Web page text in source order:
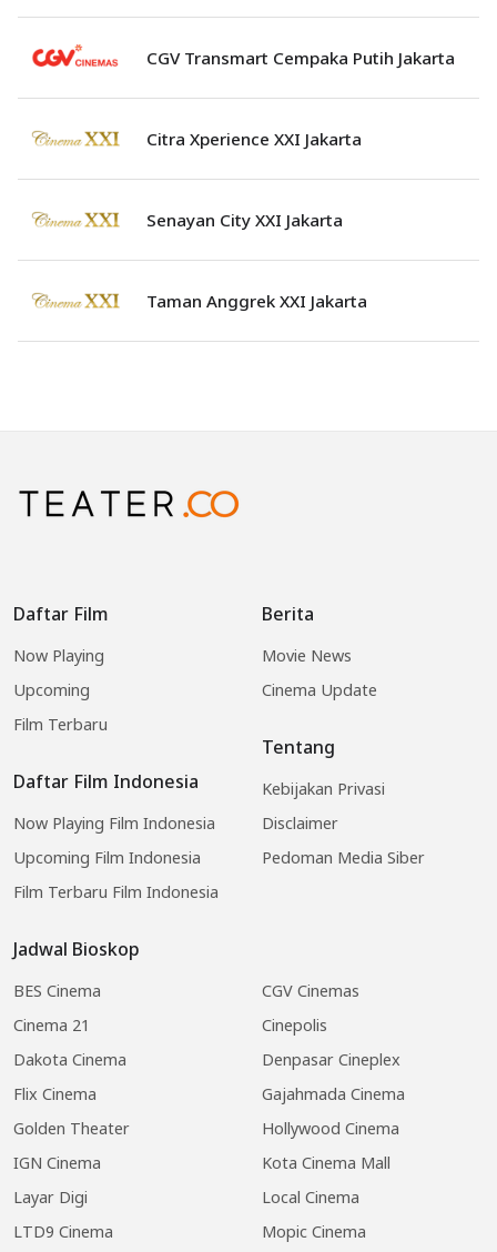
CGV Transmart Cempaka Putih Jakarta
Citra Xperience XXI Jakarta
Senayan City XXI Jakarta
Taman Anggrek XXI Jakarta
Daftar Film
Now Playing
Upcoming
Film Terbaru
Daftar Film Indonesia
Now Playing Film Indonesia
Upcoming Film Indonesia
Film Terbaru Film Indonesia
Jadwal Bioskop
BES Cinema
CGV Cinemas
Cinema 21
Cinepolis
Dakota Cinema
Denpasar Cineplex
Flix Cinema
Gajahmada Cinema
Golden Theater
Hollywood Cinema
IGN Cinema
Kota Cinema Mall
Layar Digi
Local Cinema
LTD9 Cinema
Mopic Cinema
Berita
Movie News
Cinema Update
Tentang
Kebijakan Privasi
Disclaimer
Pedoman Media Siber